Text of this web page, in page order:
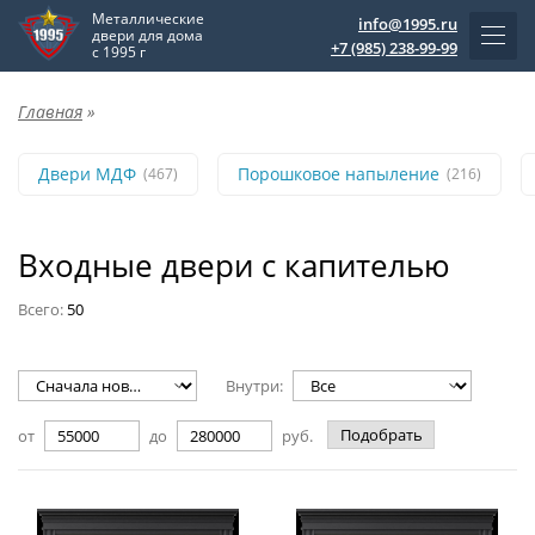
Металлические
двери для дома
с 1995 г
info@1995.ru
+7 (985) 238-99-99
Главная »
Двери МДФ (467) Порошковое напыление (216)
Входные двери с капителью
Всего: 50
Внутри:
от до руб. Подобрать